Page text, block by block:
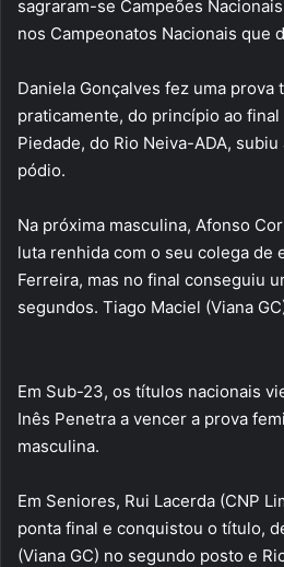
sagraram-se Campeões
nos Campeonatos Nacionais que
Daniela Gonçalves fez uma prova
praticamente, do princípio ao final
Piedade, do Rio Neiva-ADA,
pódio.
Na próxima masculina, Afonso
luta renhida com o seu colega de
Ferreira, mas no final conseguiu
segundos. Tiago Maciel (Viana
Em Sub-23, os títulos nacionais
Inês Penetra a vencer a prova
masculina.
Em Seniores, Rui Lacerda (CNP
ponta final e conquistou o título,
(Viana GC) no segundo posto e